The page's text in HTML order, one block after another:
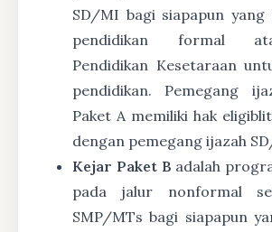
SD/MI bagi siapapun yang
pendidikan formal
Pendidikan Kesetaraan
pendidikan. Pemegang
Paket A memiliki hak
dengan pemegang ijazah
Kejar Paket B adalah
pada jalur nonformal
SMP/MTs bagi siapapun